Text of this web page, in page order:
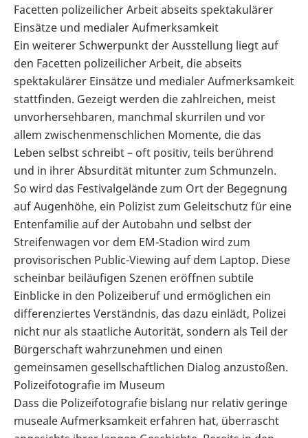
Facetten polizeilicher Arbeit abseits spektakulärer
Einsätze und medialer Aufmerksamkeit
Ein weiterer Schwerpunkt der Ausstellung liegt auf
den Facetten polizeilicher Arbeit, die abseits
spektakulärer Einsätze und medialer Aufmerksamkeit
stattfinden. Gezeigt werden die zahlreichen, meist
unvorhersehbaren, manchmal skurrilen und vor
allem zwischenmenschlichen Momente, die das
Leben selbst schreibt – oft positiv, teils berührend
und in ihrer Absurdität mitunter zum Schmunzeln.
So wird das Festivalgelände zum Ort der Begegnung
auf Augenhöhe, ein Polizist zum Geleitschutz für eine
Entenfamilie auf der Autobahn und selbst der
Streifenwagen vor dem EM-Stadion wird zum
provisorischen Public-Viewing auf dem Laptop. Diese
scheinbar beiläufigen Szenen eröffnen subtile
Einblicke in den Polizeiberuf und ermöglichen ein
differenziertes Verständnis, das dazu einlädt, Polizei
nicht nur als staatliche Autorität, sondern als Teil der
Bürgerschaft wahrzunehmen und einen
gemeinsamen gesellschaftlichen Dialog anzustoßen.
Polizeifotografie im Museum
Dass die Polizeifotografie bislang nur relativ geringe
museale Aufmerksamkeit erfahren hat, überrascht